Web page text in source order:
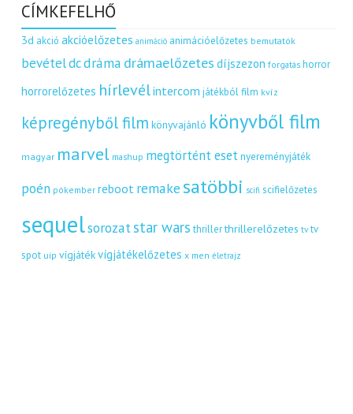
CÍMKEFELHŐ
3d akció akcióelőzetes animáció animációelőzetes bemutatók
bevételdcdráma drámaelőzetes díjszezon forgatás horror
horrorelőzetes hírlevélintercom játékból film kvíz
képregényből film könyvajánló könyvből film
magyar marvel mashup megtörtént eset nyereményjáték
poén pókember reboot remakesatöbbi scifi scifielőzetes
sequelsorozatstar wars thriller thrillerelőzetes tv tv
spot uip vígjátékvígjátékelőzetes x men életrajz